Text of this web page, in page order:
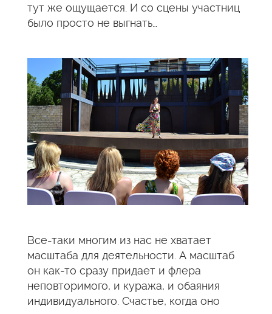
тут же ощущается. И со сцены участниц
было просто не выгнать…
Все-таки многим из нас не хватает
масштаба для деятельности. А масштаб
он как-то сразу придает и флера
неповторимого, и куража, и обаяния
индивидуального. Счастье, когда оно